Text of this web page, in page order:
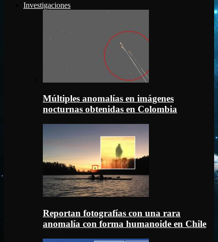
Investigaciones
Múltiples anomalías en imágenes
nocturnas obtenidas en Colombia
Reportan fotografías con una rara
anomalía con forma humanoide en Chile